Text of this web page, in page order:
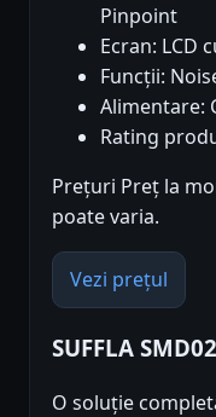
Pinpoint
Ecran: LCD
Funcții:
Alimentare:
Rating
Prețuri Preț la
poate varia.
Vezi prețul
SUFFLA
O soluție